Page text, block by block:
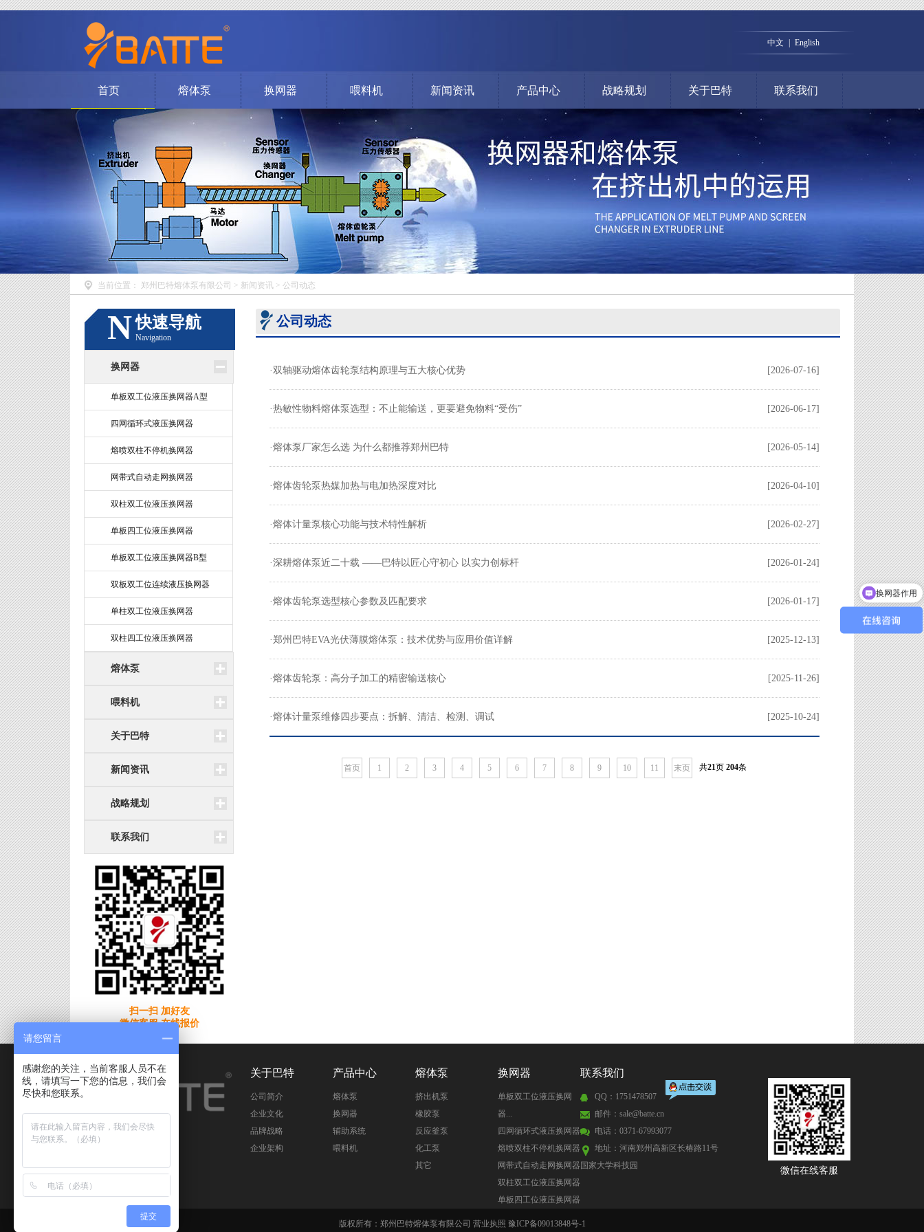
中文 English
首页 熔体泵 换网器 喂料机 新闻资讯 产品中心 战略规划 关于巴特 联系我们
当前位置： 郑州巴特熔体泵有限公司 > 新闻资讯 > 公司动态
N快速导航
Navigation
换网器
单板双工位液压换网器A型
四网循环式液压换网器
熔喷双柱不停机换网器
网带式自动走网换网器
双柱双工位液压换网器
单板四工位液压换网器
单板双工位液压换网器B型
双板双工位连续液压换网器
单柱双工位液压换网器
双柱四工位液压换网器
熔体泵
喂料机
关于巴特
新闻资讯
战略规划
联系我们
扫一扫 加好友
微信客服 在线报价
公司动态
·双轴驱动熔体齿轮泵结构原理与五大核心优势 [2026-07-16]
·热敏性物料熔体泵选型：不止能输送，更要避免物料“受伤” [2026-06-17]
·熔体泵厂家怎么选 为什么都推荐郑州巴特 [2026-05-14]
·熔体齿轮泵热媒加热与电加热深度对比 [2026-04-10]
·熔体计量泵核心功能与技术特性解析 [2026-02-27]
·深耕熔体泵近二十载 ——巴特以匠心守初心 以实力创标杆 [2026-01-24]
·熔体齿轮泵选型核心参数及匹配要求 [2026-01-17]
·郑州巴特EVA光伏薄膜熔体泵：技术优势与应用价值详解 [2025-12-13]
·熔体齿轮泵：高分子加工的精密输送核心 [2025-11-26]
·熔体计量泵维修四步要点：拆解、清洁、检测、调试 [2025-10-24]
首页 1 2 3 4 5 6 7 8 9 10 11 末页 共21页 204条
关于巴特
公司简介
企业文化
品牌战略
企业架构
产品中心
熔体泵
换网器
辅助系统
喂料机
熔体泵
挤出机泵
橡胶泵
反应釜泵
化工泵
其它
换网器
单板双工位液压换网
器...
四网循环式液压换网器
熔喷双柱不停机换网器
网带式自动走网换网器
双柱双工位液压换网器
单板四工位液压换网器
联系我们
QQ：1751478507
邮件：sale@batte.cn
电话：0371-67993077
地址：河南郑州高新区长椿路11号
国家大学科技园
微信在线客服
版权所有：郑州巴特熔体泵有限公司 营业执照 豫ICP备09013848号-1
换网器作用
请您留言
感谢您的关注，当前客服人员不在
线，请填写一下您的信息，我们会
尽快和您联系。
提交